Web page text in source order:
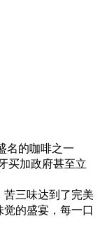
名的咖啡之一
买加政府甚至立
三味达到了完美
的盛宴，每一口